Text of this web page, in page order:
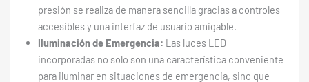
presión se realiza de manera sencilla gracias a controles
accesibles y una interfaz de usuario amigable.
Iluminación de Emergencia: Las luces LED
incorporadas no solo son una característica conveniente
para iluminar en situaciones de emergencia, sino que